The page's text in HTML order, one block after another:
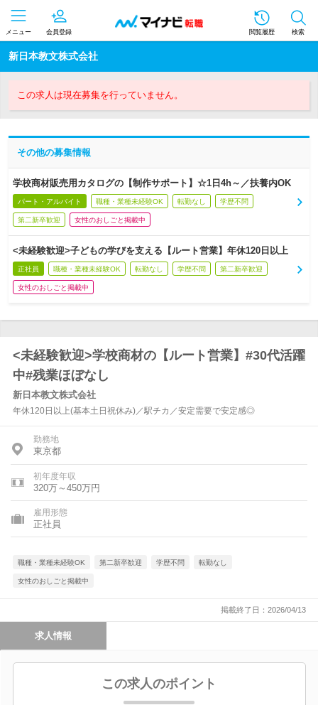
メニュー 会員登録 閲覧履歴 検索
新日本教文株式会社
この求人は現在募集を行っていません。
その他の募集情報
学校商材販売用カタログの【制作サポート】☆1日4h～／扶養内OK
パート・アルバイト 職種・業種未経験OK 転勤なし 学歴不問
第二新卒歓迎 女性のおしごと掲載中
<未経験歓迎>子どもの学びを支える【ルート営業】年休120日以上
正社員 職種・業種未経験OK 転勤なし 学歴不問 第二新卒歓迎
女性のおしごと掲載中
<未経験歓迎>学校商材の【ルート営業】#30代活躍
中#残業ほぼなし
新日本教文株式会社
年休120日以上(基本土日祝休み)／駅チカ／安定需要で安定感◎
勤務地
東京都
初年度年収
320万～450万円
雇用形態
正社員
職種・業種未経験OK 第二新卒歓迎 学歴不問 転勤なし
女性のおしごと掲載中
掲載終了日：2026/04/13
求人情報
この求人のポイント